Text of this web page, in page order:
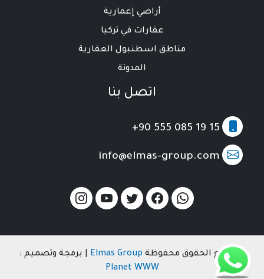
أراضي إعمارية
عقارات في تركيا
مناطق اسطنبول العقارية
المدونة
اتصل بنا
+90 555 085 19 15
info@elmas-group.com
© جميع الحقوق محفوظة Elmas Group | برمجة وتصميم :
Planet WWW